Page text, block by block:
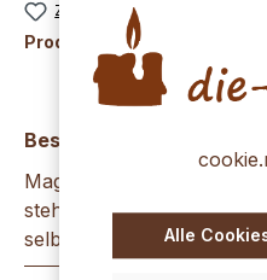
Zum Merkzettel hinzufügen
Produktnummer:
Beschreibung
Magnetkerze Balance
stehend, 25 x 350 mm,
selbstlöschend,haftet auf
Alle